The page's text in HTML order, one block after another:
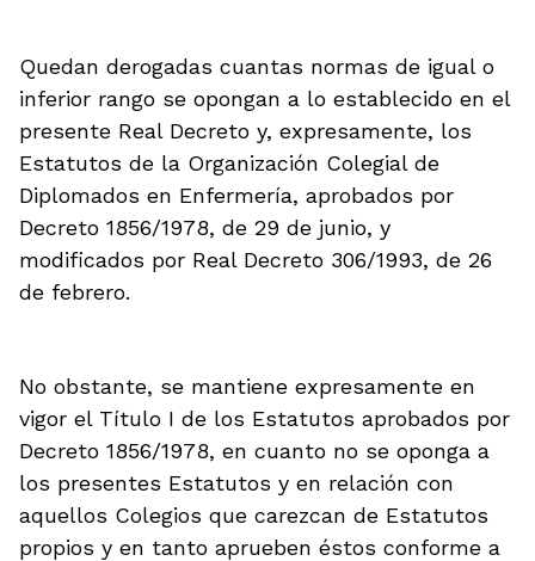
Quedan derogadas cuantas normas de igual o
inferior rango se opongan a lo establecido en el
presente Real Decreto y, expresamente, los
Estatutos de la Organización Colegial de
Diplomados en Enfermería, aprobados por
Decreto 1856/1978, de 29 de junio, y
modificados por Real Decreto 306/1993, de 26
de febrero.
No obstante, se mantiene expresamente en
vigor el Título I de los Estatutos aprobados por
Decreto 1856/1978, en cuanto no se oponga a
los presentes Estatutos y en relación con
aquellos Colegios que carezcan de Estatutos
propios y en tanto aprueben éstos conforme a